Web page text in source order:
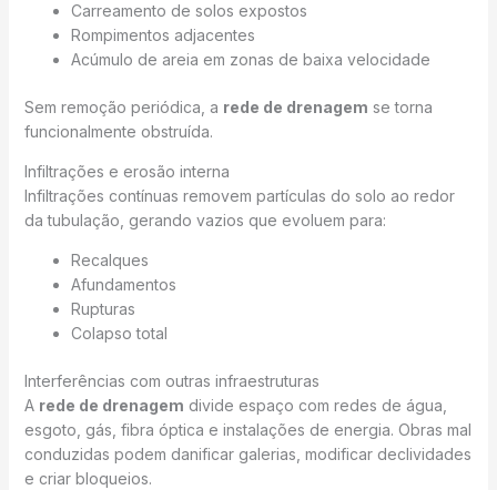
Carreamento de solos expostos
Rompimentos adjacentes
Acúmulo de areia em zonas de baixa velocidade
Sem remoção periódica, a rede de drenagem se torna
funcionalmente obstruída.
Infiltrações e erosão interna
Infiltrações contínuas removem partículas do solo ao redor
da tubulação, gerando vazios que evoluem para:
Recalques
Afundamentos
Rupturas
Colapso total
Interferências com outras infraestruturas
A rede de drenagem divide espaço com redes de água,
esgoto, gás, fibra óptica e instalações de energia. Obras mal
conduzidas podem danificar galerias, modificar declividades
e criar bloqueios.